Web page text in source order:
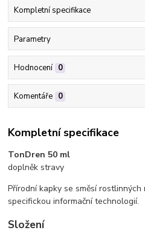
Kompletní specifikace
Parametry
Hodnocení 0
Komentáře 0
Kompletní specifikace
TonDren 50 ml
doplněk stravy
Přírodní kapky se směsí
specifickou informační technologií.
Složení